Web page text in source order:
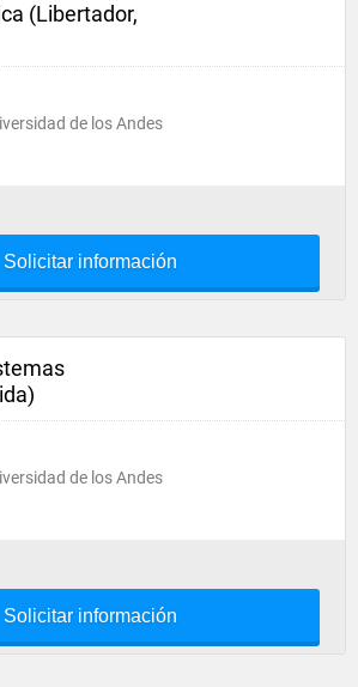
(Libertador,
de los Andes
Solicitar información
de los Andes
Solicitar información